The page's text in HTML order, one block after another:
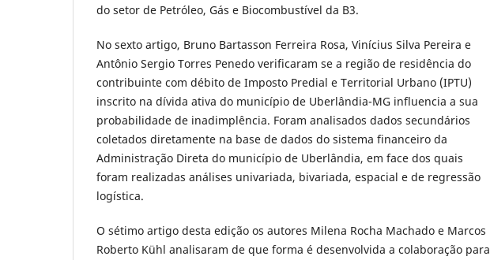
do setor de Petróleo, Gás e Biocombustível da B3.
No sexto artigo, Bruno Bartasson Ferreira Rosa, Vinícius Silva Pereira e
Antônio Sergio Torres Penedo verificaram se a região de residência do
contribuinte com débito de Imposto Predial e Territorial Urbano (IPTU)
inscrito na dívida ativa do município de Uberlândia-MG influencia a sua
probabilidade de inadimplência. Foram analisados dados secundários
coletados diretamente na base de dados do sistema financeiro da
Administração Direta do município de Uberlândia, em face dos quais
foram realizadas análises univariada, bivariada, espacial e de regressão
logística.
O sétimo artigo desta edição os autores Milena Rocha Machado e Marcos
Roberto Kühl analisaram de que forma é desenvolvida a colaboração para